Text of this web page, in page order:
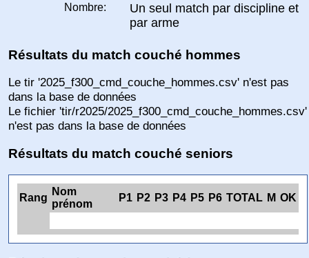
Nombre:
Un seul match par discipline et
par arme
Résultats du match couché hommes
Le tir '2025_f300_cmd_couche_hommes.csv' n'est pas
dans la base de données
Le fichier 'tir/r2025/2025_f300_cmd_couche_hommes.csv'
n'est pas dans la base de données
Résultats du match couché seniors
Rang
Nom
prénom
P1 P2 P3 P4 P5 P6 TOTAL M OK